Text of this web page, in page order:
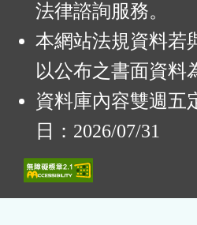
法律諮詢服務。
本網站法規資料若
以公布之書面資料
資料庫內容雙週五
日：2026/07/31